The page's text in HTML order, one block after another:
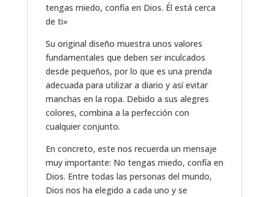
tengas miedo, confía en Dios. Él está cerca
de ti»
Su original diseño muestra unos valores
fundamentales que deben ser inculcados
desde pequeños, por lo que es una prenda
adecuada para utilizar a diario y así evitar
manchas en la ropa. Debido a sus alegres
colores, combina a la perfección con
cualquier conjunto.
En concreto, este nos recuerda un mensaje
muy importante: No tengas miedo, confía en
Dios. Entre todas las personas del mundo,
Dios nos ha elegido a cada uno y se